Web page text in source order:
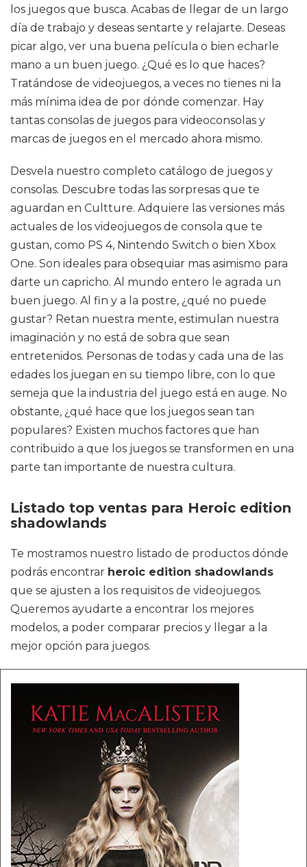
los juegos que busca. Acabas de llegar de un largo
día de trabajo y deseas sentarte y relajarte. Deseas
picar algo, ver una buena película o bien echarle
mano a un buen juego. ¿Qué es lo que haces?
Tratándose de videojuegos, a veces no tienes ni la
más mínima idea de por dónde comenzar. Hay
tantas consolas de juegos para videoconsolas y
marcas de juegos en el mercado ahora mismo.
Desvela nuestro completo catálogo de juegos y
consolas. Descubre todas las sorpresas que te
aguardan en Cultture. Adquiere las versiones más
actuales de los videojuegos de consola que te
gustan, como PS 4, Nintendo Switch o bien Xbox
One. Son ideales para obsequiar mas asimismo para
darte un capricho. Al mundo entero le agrada un
buen juego. Al fin y a la postre, ¿qué no puede
gustar? Retan nuestra mente, estimulan nuestra
imaginación y no está de sobra que sean
entretenidos. Personas de todas y cada una de las
edades los juegan en su tiempo libre, con lo que
semeja que la industria del juego está en auge. No
obstante, ¿qué hace que los juegos sean tan
populares? Existen muchos factores que han
contribuido a que los juegos se transformen en una
parte tan importante de nuestra cultura.
Listado top ventas para Heroic edition
shadowlands
Te mostramos nuestro listado de productos dónde
podrás encontrar heroic edition shadowlands
que se ajusten a los requisitos de videojuegos.
Queremos ayudarte a encontrar los mejores
modelos, a poder comparar precios y llegar a la
mejor opción para juegos.